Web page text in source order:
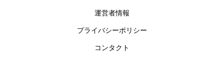
運営者情報
プライバシーポリシー
コンタクト